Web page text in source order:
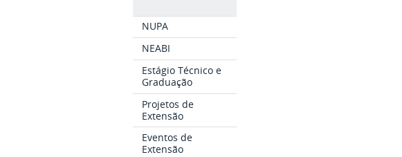
NUPA
NEABI
Estágio Técnico e
Graduação
Projetos de
Extensão
Eventos de
Extensão